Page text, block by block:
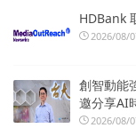
HDBank
2026/08/
創智動能
邀分享AI
2026/08/